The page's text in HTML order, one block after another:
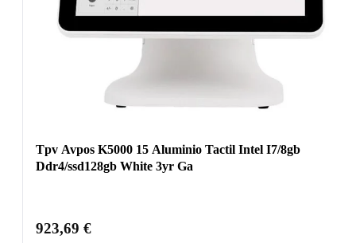
Tpv Avpos K5000 15 Aluminio Tactil Intel I7/8gb
Ddr4/ssd128gb White 3yr Ga
923,69 €